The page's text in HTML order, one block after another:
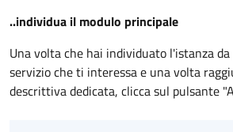
..individua il modulo principale
Una volta che hai individuato l'istanza
servizio che ti interessa e una volta
descrittiva dedicata, clicca sul pulsante